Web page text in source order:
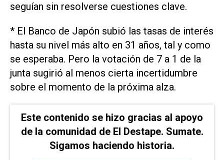
seguían sin resolverse cuestiones clave.
* El Banco ⁠de Japón subió las tasas de interés
⁠hasta su nivel más alto en 31 años, tal y como
se esperaba. Pero la votación de 7 a 1 de la
junta sugirió ⁠al menos cierta incertidumbre
sobre el momento de la próxima ​alza.
Este contenido se hizo gracias al apoyo
de la comunidad de El Destape. Sumate.
Sigamos haciendo historia.